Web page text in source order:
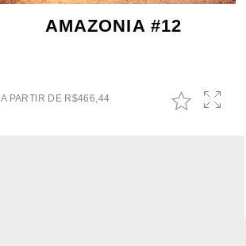
AMAZONIA #12
A PARTIR DE R$466,44